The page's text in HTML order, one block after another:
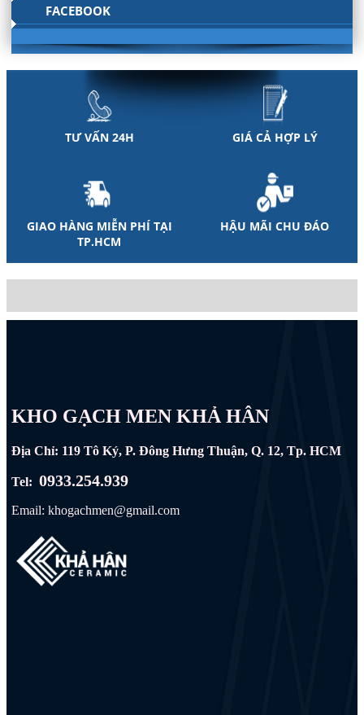
FACEBOOK
TƯ VẤN 24H GIÁ CẢ HỢP LÝ
GIAO HÀNG MIỄN PHÍ TẠI
TP.HCM
HẬU MÃI CHU ĐÁO
KHO GẠCH MEN KHẢ HÂN
Địa Chỉ: 119 Tô Ký, P. Đông Hưng Thuận, Q. 12, Tp. HCM
Tel:0933.254.939
Email: khogachmen@gmail.com